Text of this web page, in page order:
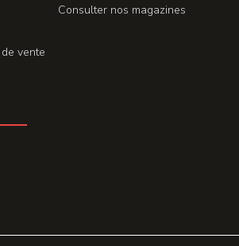
vente
Consulter nos magazines